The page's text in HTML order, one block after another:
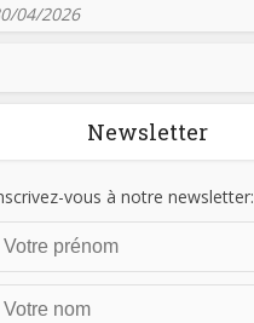
04/2026
Newsletter
vous à notre newsletter: